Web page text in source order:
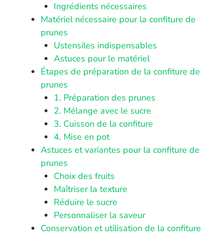
Ingrédients nécessaires
Matériel nécessaire pour la confiture de
prunes
Ustensiles indispensables
Astuces pour le matériel
Étapes de préparation de la confiture de
prunes
1. Préparation des prunes
2. Mélange avec le sucre
3. Cuisson de la confiture
4. Mise en pot
Astuces et variantes pour la confiture de
prunes
Choix des fruits
Maîtriser la texture
Réduire le sucre
Personnaliser la saveur
Conservation et utilisation de la confiture